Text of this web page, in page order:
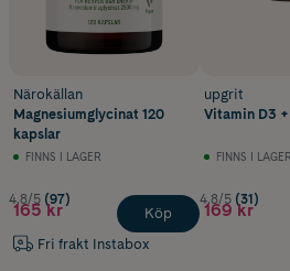
Närokällan
Magnesiumglycinat 120
kapslar
FINNS I LAGER
4.8/5 (97)
165 kr
Fri frakt Instabox
Köp
upgrit
Vitamin D3
FINNS I LAGER
4.8/5 (31)
169 kr